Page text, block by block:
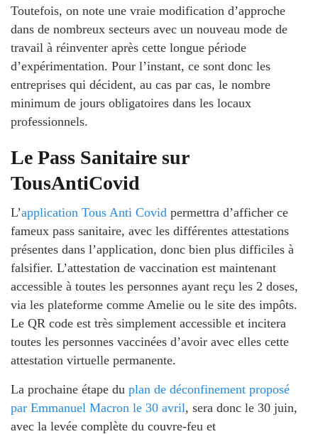
Toutefois, on note une vraie modification d’approche
dans de nombreux secteurs avec un nouveau mode de
travail à réinventer après cette longue période
d’expérimentation. Pour l’instant, ce sont donc les
entreprises qui décident, au cas par cas, le nombre
minimum de jours obligatoires dans les locaux
professionnels.
Le Pass Sanitaire sur
TousAntiCovid
L’application Tous Anti Covid permettra d’afficher ce
fameux pass sanitaire, avec les différentes attestations
présentes dans l’application, donc bien plus difficiles à
falsifier. L’attestation de vaccination est maintenant
accessible à toutes les personnes ayant reçu les 2 doses,
via les plateforme comme Amelie ou le site des impôts.
Le QR code est très simplement accessible et incitera
toutes les personnes vaccinées d’avoir avec elles cette
attestation virtuelle permanente.
La prochaine étape du plan de déconfinement proposé
par Emmanuel Macron le 30 avril, sera donc le 30 juin,
avec la levée complète du couvre-feu et